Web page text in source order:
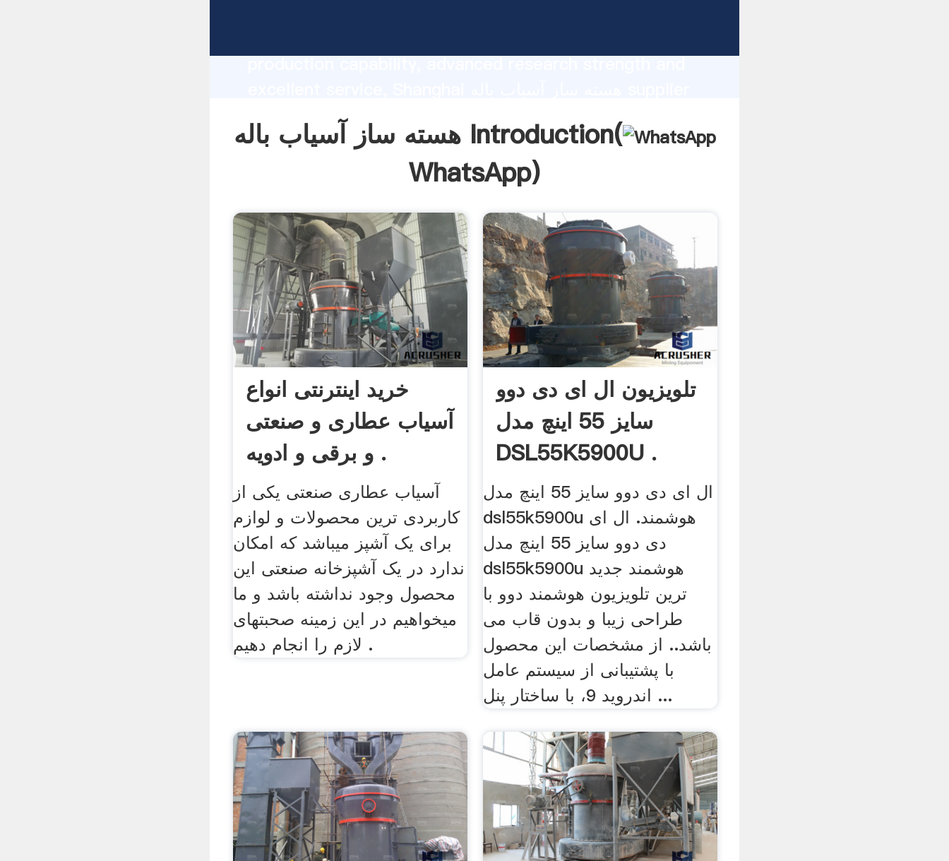
create the value and bring values to all of customers.
هسته ساز آسیاب باله Introduction(
WhatsApp)
خرید اینترنتی انواع
آسیاب عطاری و صنعتی
و برقی و ادویه .
آسیاب عطاری صنعتی یکی از
کاربردی ترین محصولات و لوازم
برای یک آشپز میباشد که امکان
ندارد در یک آشپزخانه صنعتی این
محصول وجود نداشته باشد و ما
میخواهیم در این زمینه صحبتهای
لازم را انجام دهیم .
تلویزیون ال ای دی دوو
سایز 55 اینچ مدل
DSL55K5900U .
ال ای دی دوو سایز 55 اینچ مدل
dsl55k5900u هوشمند. ال ای
دی دوو سایز 55 اینچ مدل
dsl55k5900u هوشمند جدید
ترین تلویزیون هوشمند دوو با
طراحی زیبا و بدون قاب می
باشد.. از مشخصات این محصول
با پشتیبانی از سیستم عامل
اندروید 9، با ساختار پنل ...